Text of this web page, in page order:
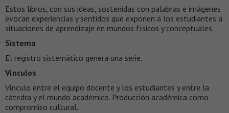
Estos libros, con sus ideas, sostenidas con palabras e imágenes
evocan experiencias y sentidos que exponen a los estudiantes a
situaciones de aprendizaje en mundos físicos y conceptuales.
Sistema
El registro sistemático genera una serie.
Vínculos
Vínculo entre el equipo docente y los estudiantes y entre la
cátedra y el mundo académico. Producción académica como
compromiso cultural.